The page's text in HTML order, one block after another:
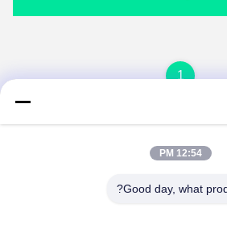
1
12:54 PM
Good day, what